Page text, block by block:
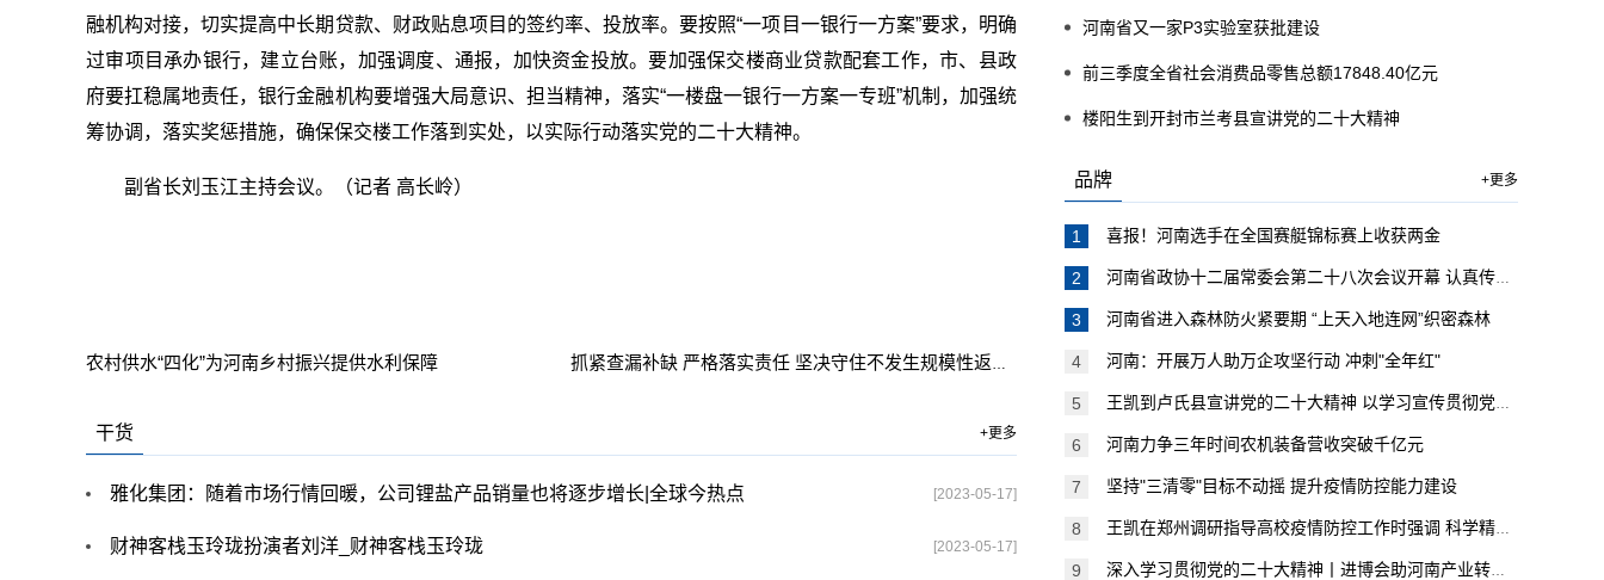
融机构对接，切实提高中长期贷款、财政贴息项目的签约率、投放率。要按照“一项目一银行一方案”要求，明确
过审项目承办银行，建立台账，加强调度、通报，加快资金投放。要加强保交楼商业贷款配套工作，市、县政
府要扛稳属地责任，银行金融机构要增强大局意识、担当精神， 落实“一楼盘一银行一方案一专班”机制，加强统
筹协调， 落实奖惩措施，确保保交楼工作落到实处，以实际行动落实党的二十大精神。
副省长刘玉江主持会议。（记者 高长岭）
农村供水“四化”为河南乡村振兴提供水利保障 抓紧查漏补缺 严格落实责任 坚决守住不发生规模性返贫底线
干货 +更多
雅化集团：随着市场行情回暖，公司锂盐产品销量也将逐步增长|全球今热点 [2023-05-17]
财神客栈玉玲珑扮演者刘洋_财神客栈玉玲珑 [2023-05-17]
河南省又一家P3实验室获批建设
前三季度全省社会消费品零售总额17848.40亿元
楼阳生到开封市兰考县宣讲党的二十大精神
品牌 +更多
喜报！河南选手在全国赛艇锦标赛上收获两金
河南省政协十二届常委会第二十八次会议开幕 认真传达学
河南省进入森林防火紧要期 “上天入地连网”织密森林
河南：开展万人助万企攻坚行动 冲刺"全年红"
王凯到卢氏县宣讲党的二十大精神 以学习宣传贯彻党的二
河南力争三年时间农机装备营收突破千亿元
坚持"三清零"目标不动摇 提升疫情防控能力建设
王凯在郑州调研指导高校疫情防控工作时强调 科学精准防
深入学习贯彻党的二十大精神丨进博会助河南产业转型消费